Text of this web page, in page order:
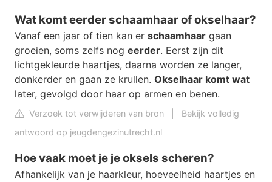
Wat komt eerder schaamhaar of okselhaar?
Vanaf een jaar of tien kan er schaamhaar gaan
groeien, soms zelfs nog eerder. Eerst zijn dit
lichtgekleurde haartjes, daarna worden ze langer,
donkerder en gaan ze krullen. Okselhaar komt wat
later, gevolgd door haar op armen en benen.
Verzoek tot verwijderen van bron
Bekijk volledig
antwoord op jeugdengezinutrecht.nl
Hoe vaak moet je je oksels scheren?
Afhankelijk van je haarkleur, hoeveelheid haartjes en